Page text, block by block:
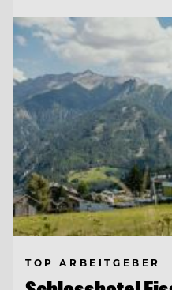
TOP ARBEITGEBER